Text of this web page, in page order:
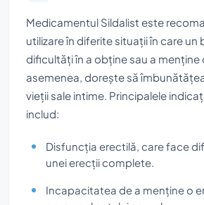
Medicamentul Sildalist este
utilizare în diferite situații în care un
dificultăți în a obține sau a menține
asemenea, dorește să
vieții sale intime. Principalele
includ:
Disfuncția erectilă, care face
unei erecții complete.
Incapacitatea de a menține o